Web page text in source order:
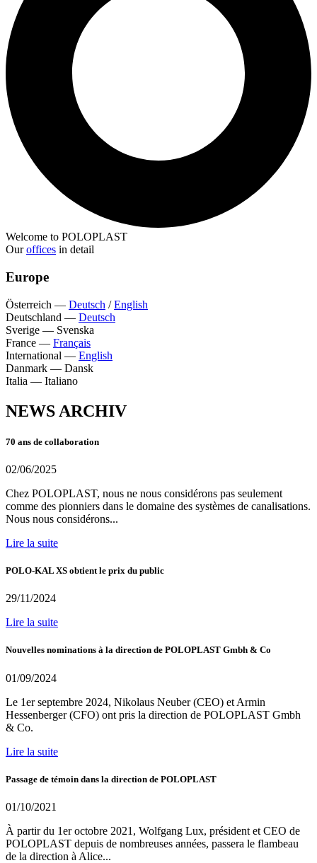
Welcome to POLOPLAST
Ouroffices in detail
Europe
Österreich — Deutsch /English
Deutschland — Deutsch
Sverige — Svenska
France — Français
International — English
Danmark — Dansk
Italia — Italiano
NEWS ARCHIV
70 ans de collaboration
02/06/2025
Chez POLOPLAST, nous ne nous considérons pas seulement
comme des pionniers dans le domaine des systèmes de canalisations.
Nous nous considérons...
Lire la suite
POLO-KAL XS obtient le prix du public
29/11/2024
Lire la suite
Nouvelles nominations à la direction de POLOPLAST Gmbh & Co
01/09/2024
Le 1er septembre 2024, Nikolaus Neuber (CEO) et Armin
Hessenberger (CFO) ont pris la direction de POLOPLAST Gmbh
& Co.
Lire la suite
Passage de témoin dans la direction de POLOPLAST
01/10/2021
À partir du 1er octobre 2021, Wolfgang Lux, président et CEO de
POLOPLAST depuis de nombreuses années, passera le flambeau
de la direction à Alice...